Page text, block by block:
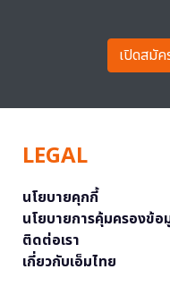
เปิดสมั
LEGAL
นโยบายคุกกี้
นโยบายการคุ้มครองข้
ติดต่อเรา
เกี่ยวกับเอ็มไทย